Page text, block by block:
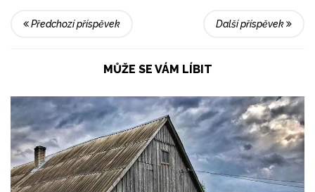
Předchozí příspěvek Další příspěvek
MŮŽE SE VÁM LÍBIT